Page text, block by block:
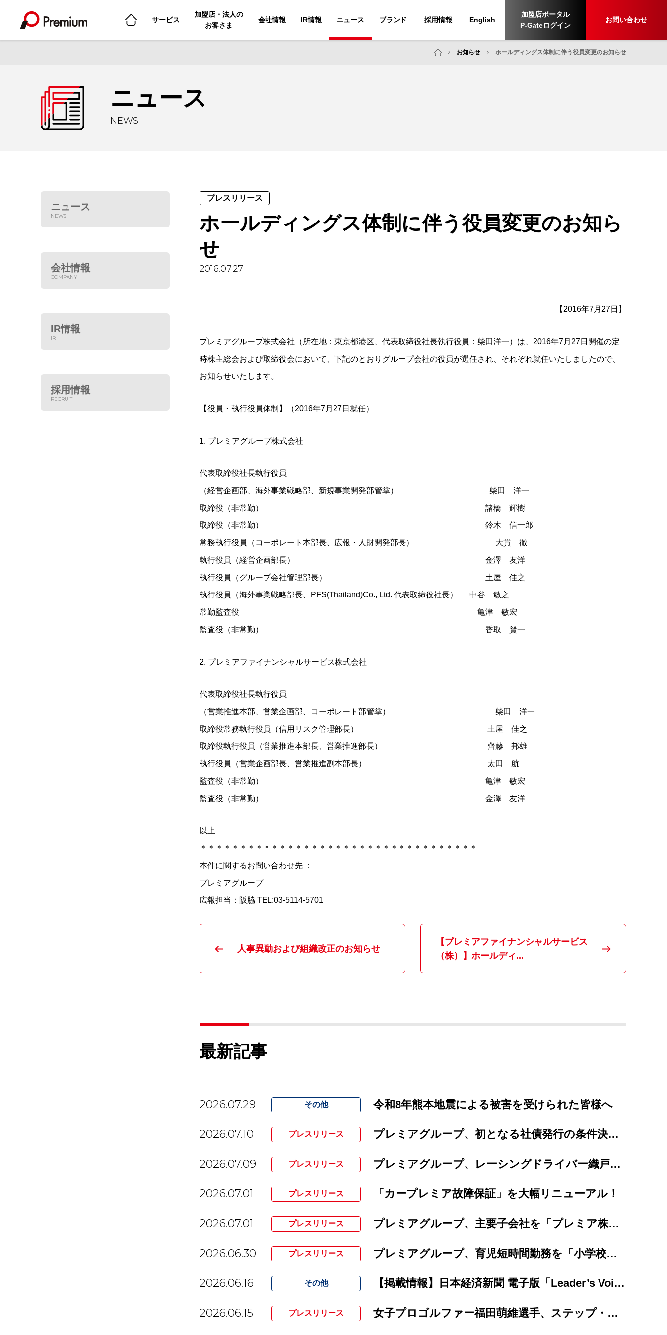
サービス
加盟店・法人の
お客さま
会社情報 IR情報 ニュース ブランド 採用情報 English
加盟店ポータル
P-Gateログイン
お問い合わせ
お知らせ ホールディングス体制に伴う役員変更のお知らせ
ニュース
NEWS
ニュース
NEWS
会社情報
COMPANY
IR情報
IR
採用情報
RECRUIT
プレスリリース
ホールディングス体制に伴う役員変更のお知ら
せ
2016.07.27
【2016年7月27日】
プレミアグループ株式会社（所在地：東京都港区、代表取締役社長執行役員：柴田洋一）は、2016年7月27日開催の定
時株主総会および取締役会において、下記のとおりグループ会社の役員が選任され、それぞれ就任いたしましたので、
お知らせいたします。
【役員・執行役員体制】（2016年7月27日就任）
1. プレミアグループ株式会社
代表取締役社長執行役員
（経営企画部、海外事業戦略部、新規事業開発部管掌） 柴田 洋一
取締役（非常勤） 諸橋 輝樹
取締役（非常勤） 鈴木 信一郎
常務執行役員（コーポレート本部長、広報・人財開発部長） 大貫 徹
執行役員（経営企画部長） 金澤 友洋
執行役員（グループ会社管理部長） 土屋 佳之
執行役員（海外事業戦略部長、PFS(Thailand)Co., Ltd. 代表取締役社長） 中谷 敏之
常勤監査役 亀津 敏宏
監査役（非常勤） 香取 賢一
2. プレミアファイナンシャルサービス株式会社
代表取締役社長執行役員
（営業推進本部、営業企画部、コーポレート部管掌） 柴田 洋一
取締役常務執行役員（信用リスク管理部長） 土屋 佳之
取締役執行役員（営業推進本部長、営業推進部長） 齊藤 邦雄
執行役員（営業企画部長、営業推進副本部長） 太田 航
監査役（非常勤） 亀津 敏宏
監査役（非常勤） 金澤 友洋
以上
＊＊＊＊＊＊＊＊＊＊＊＊＊＊＊＊＊＊＊＊＊＊＊＊＊＊＊＊＊＊＊＊＊＊＊
本件に関するお問い合わせ先 ：
プレミアグループ
広報担当：阪脇 TEL:03-5114-5701
人事異動および組織改正のお知らせ
【プレミアファイナンシャルサービス
（株）】ホールディ...
最新記事
2026.07.29 その他 令和8年熊本地震による被害を受けられた皆様へ
2026.07.10 プレスリリース プレミアグループ、初となる社債発行の条件決定、及び個人投資家向け「カープレミア債」の発...
2026.07.09 プレスリリース プレミアグループ、レーシングドライバー織戸茉彩選手とのスポンサー契約を更新
2026.07.01 プレスリリース 「カープレミア故障保証」を大幅リニューアル！
2026.07.01 プレスリリース プレミアグループ、主要子会社を「プレミア株式会社」へ完全統合
2026.06.30 プレスリリース プレミアグループ、育児短時間勤務を「小学校卒業まで（最長12年間）」に大幅延長
2026.06.16 その他 【掲載情報】日本経済新聞 電子版「Leader’s Voice」にて当社代...
2026.06.15 プレスリリース 女子プロゴルファー福田萌維選手、ステップ・アップ・ツアーで悲願のプロ初優勝を達成！